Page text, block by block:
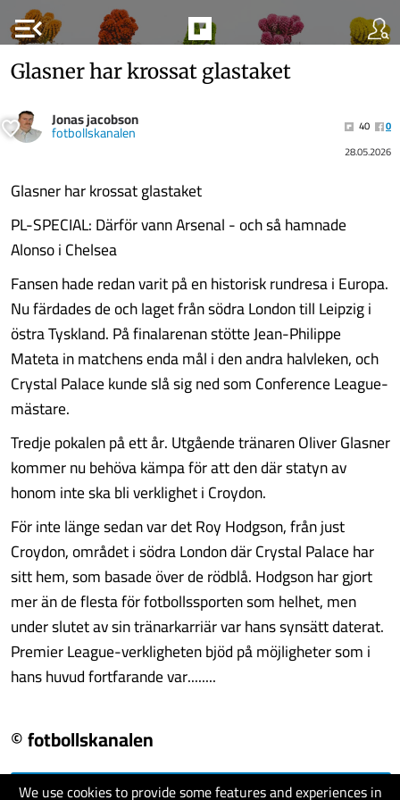
menu_open
We use cookies to provide some features and experiences in
Glasner har krossat glastaket
Jonas jacobson
fotbollskanalen 40
0
28.05.2026
Glasner har krossat glastaket
PL-SPECIAL: Därför vann Arsenal - och så hamnade
Alonso i Chelsea
Fansen hade redan varit på en historisk rundresa i Europa.
Nu färdades de och laget från södra London till Leipzig i
östra Tyskland. På finalarenan stötte Jean-Philippe
Mateta in matchens enda mål i den andra halvleken, och
Crystal Palace kunde slå sig ned som Conference League-
mästare.
Tredje pokalen på ett år. Utgående tränaren Oliver Glasner
kommer nu behöva kämpa för att den där statyn av
honom inte ska bli verklighet i Croydon.
För inte länge sedan var det Roy Hodgson, från just
Croydon, området i södra London där Crystal Palace har
sitt hem, som basade över de rödblå. Hodgson har gjort
mer än de flesta för fotbollssporten som helhet, men
under slutet av sin tränarkarriär var hans synsätt daterat.
Premier League-verkligheten bjöd på möjligheter som i
hans huvud fortfarande var........
© fotbollskanalen